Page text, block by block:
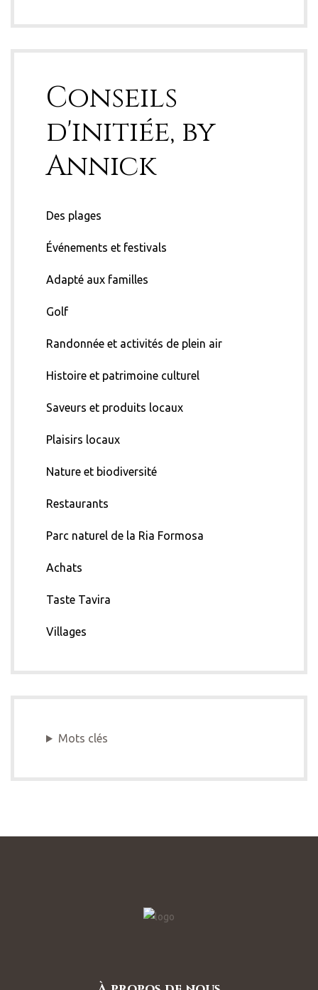
Conseils
d'initiée, by
Annick
Des plages
Événements et festivals
Adapté aux familles
Golf
Randonnée et activités de plein air
Histoire et patrimoine culturel
Saveurs et produits locaux
Plaisirs locaux
Nature et biodiversité
Restaurants
Parc naturel de la Ria Formosa
Achats
Taste Tavira
Villages
Mots clés